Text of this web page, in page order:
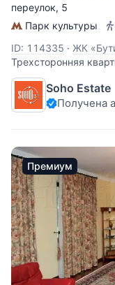
переулок, 5
Парк культуры
ID: 114335 · ЖК
Трехсторонняя
Выполнена дорогая
минимализм с
светлая, с
Soho Estate
Получена
Премиум